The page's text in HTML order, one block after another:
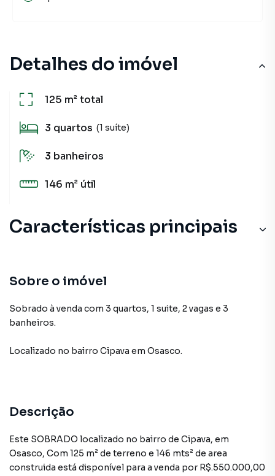
Detalhes do imóvel
125 m²total
3 quartos (1 suíte)
3 banheiros
146 m² útil
Características principais
Sobre o imóvel
Sobrado à venda com 3 quartos, 1 suite, 2 vagas e 3
banheiros.
Localizado no bairro Cipava em Osasco.
Descrição
Este SOBRADO localizado no bairro de Cipava, em
Osasco, Com 125 m² de terreno e 146 mts² de area
construida está disponível para a venda por R$.550.000,00